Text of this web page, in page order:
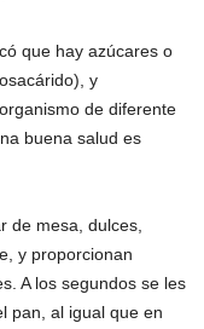
que hay azúcares o
y
de diferente
buena salud es
de mesa, dulces,
y proporcionan
A los segundos se les
pan, al igual que en